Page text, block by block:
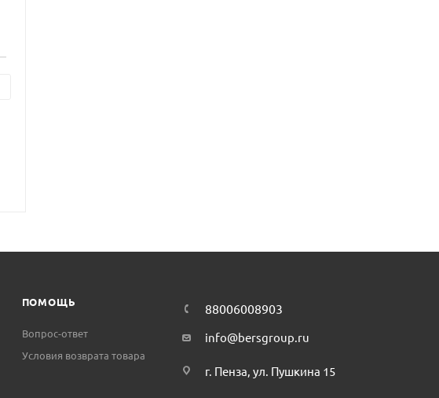
ПОМОЩЬ
Вопрос-ответ
Условия возврата товара
88006008903
info@bersgroup.ru
г. Пенза, ул. Пушкина 15